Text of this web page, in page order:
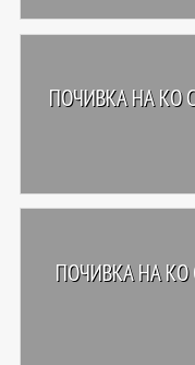
ПОЧИВКА НА КО
ПОЧИВКА НА КО